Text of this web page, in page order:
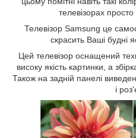
телевізорах
Телевізор Samsung це
скрасить Ваші
Цей телевізор оснащений
високу якість картинки, а
Також на задній панелі
і